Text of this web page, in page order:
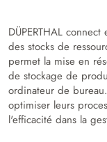
DÜPERTHAL
des stocks de
permet la mise en
de stockage de
ordinateur de
optimiser leurs
l'efficacité dans la